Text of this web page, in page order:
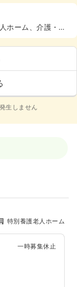
ホーム、介護・福
生しません
特別養護老人ホーム
一時募集休止